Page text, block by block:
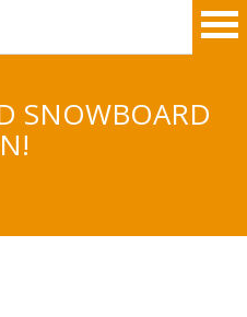
SNOWBOARD